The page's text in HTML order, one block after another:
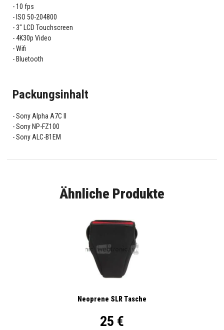
10 fps
ISO 50-204800
3" LCD Touchscreen
4K30p Video
Wifi
Bluetooth
Packungsinhalt
Sony Alpha A7C II
Sony NP-FZ100
Sony ALC-B1EM
Ähnliche Produkte
Neoprene SLR Tasche
25 €